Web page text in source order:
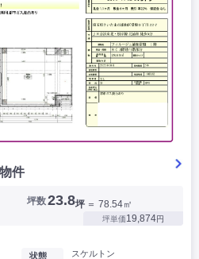
件
坪数23.8坪 ＝ 78.54㎡
坪単価19,874円
状態 スケルトン